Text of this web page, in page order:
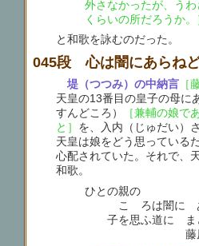
外さなかったが、う
くらいの所だろうか。
と和歌を詠むのだった。
045段 心は闇にあらね
堤（つつみ）の中納言 ［
天皇の13番目の皇子の母に
すんどころ）
［兼輔の娘で
と］ を、入内（じゅだい）
天皇は娘をどう思っている
心配されていた。それで、
和歌。
ひとの親の
こゝろは闇に あ
子を思ふ道に ま
藤原兼輔